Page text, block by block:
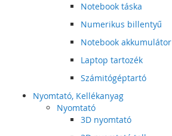
Notebook táska
Numerikus billentyű
Notebook akkumulátor
Laptop tartozék
Számitógéptartó
Nyomtató, Kellékanyag
Nyomtató
3D nyomtató